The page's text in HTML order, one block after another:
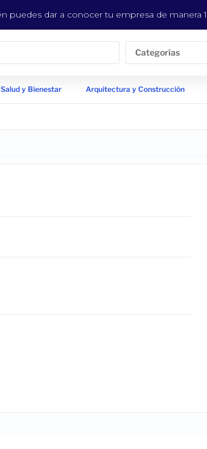
puedes dar a conocer tu empresa de manera
Categorías
Salud y Bienestar Arquitectura y Construcción